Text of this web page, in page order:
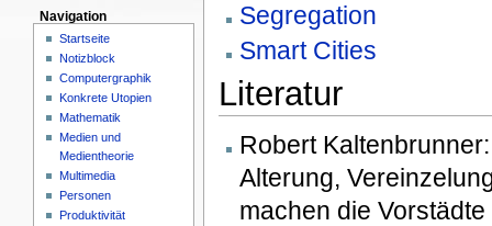
Segregation
Smart Cities
Literatur
Robert
Alterung,
machen die
Navigation
Startseite
Notizblock
Computergraphik
Konkrete Utopien
Mathematik
Medien und
Medientheorie
Multimedia
Personen
Produktivität